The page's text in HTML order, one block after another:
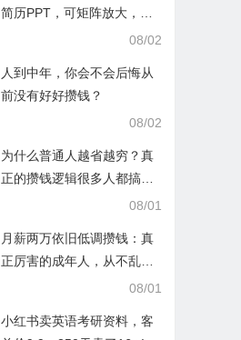
简历PPT，可矩阵放大，小
白也能干，日入700+！08/02
人到中年，你会不会后悔从
前没有好好攒钱？
08/02
为什么普通人越省越穷？真
正的攒钱逻辑很多人都搞错
08/01
月薪两万依旧低调攒钱：真
正厉害的成年人，从不乱消
08/01
小红书卖英语考研资料，客